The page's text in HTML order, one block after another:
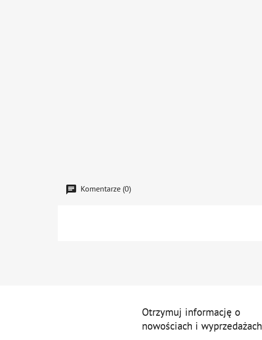
Komentarze (0)
Otrzymuj informację o
nowościach i wyprzedażach